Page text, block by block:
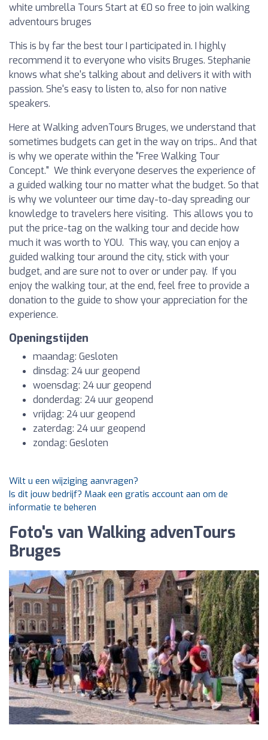
white umbrella Tours Start at €0 so free to join walking
adventours bruges
This is by far the best tour I participated in. I highly
recommend it to everyone who visits Bruges. Stephanie
knows what she's talking about and delivers it with with
passion. She's easy to listen to, also for non native
speakers.
Here at Walking advenTours Bruges, we understand that
sometimes budgets can get in the way on trips.. And that
is why we operate within the "Free Walking Tour
Concept." We think everyone deserves the experience of
a guided walking tour no matter what the budget. So that
is why we volunteer our time day-to-day spreading our
knowledge to travelers here visiting. This allows you to
put the price-tag on the walking tour and decide how
much it was worth to YOU. This way, you can enjoy a
guided walking tour around the city, stick with your
budget, and are sure not to over or under pay. If you
enjoy the walking tour, at the end, feel free to provide a
donation to the guide to show your appreciation for the
experience.
Openingstijden
maandag: Gesloten
dinsdag: 24 uur geopend
woensdag: 24 uur geopend
donderdag: 24 uur geopend
vrijdag: 24 uur geopend
zaterdag: 24 uur geopend
zondag: Gesloten
Wilt u een wijziging aanvragen?
Is dit jouw bedrijf? Maak een gratis account aan om de
informatie te beheren
Foto's van Walking advenTours
Bruges